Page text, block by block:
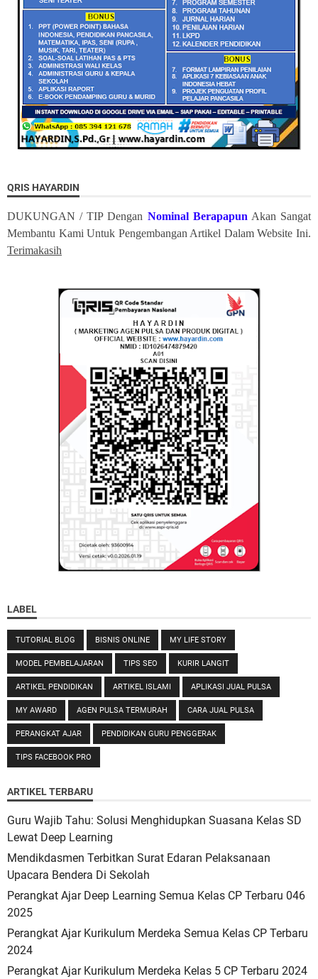
QRIS HAYARDIN
DUKUNGAN / TIP Dengan Nominal Berapapun Akan Sangat
Membantu Kami Untuk Pengembangan Artikel Dalam Website Ini.
Terimakasih
LABEL
TUTORIAL BLOG BISNIS ONLINE MY LIFE STORY
MODEL PEMBELAJARAN TIPS SEO KURIR LANGIT
ARTIKEL PENDIDIKAN ARTIKEL ISLAMI APLIKASI JUAL PULSA
MY AWARD AGEN PULSA TERMURAH CARA JUAL PULSA
PERANGKAT AJAR PENDIDIKAN GURU PENGGERAK
TIPS FACEBOOK PRO
ARTIKEL TERBARU
Guru Wajib Tahu: Solusi Menghidupkan Suasana Kelas SD
Lewat Deep Learning
Mendikdasmen Terbitkan Surat Edaran Pelaksanaan
Upacara Bendera Di Sekolah
Perangkat Ajar Deep Learning Semua Kelas CP Terbaru 046
2025
Perangkat Ajar Kurikulum Merdeka Semua Kelas CP Terbaru
2024
Perangkat Ajar Kurikulum Merdeka Kelas 5 CP Terbaru 2024